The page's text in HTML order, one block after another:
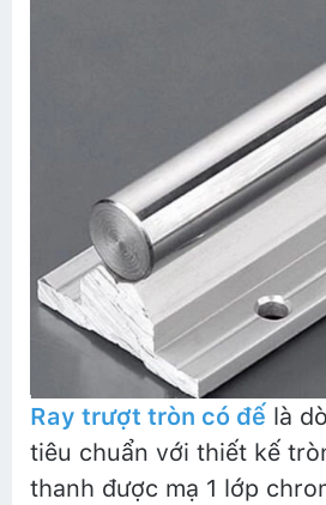
Ray trượt tròn có đế là
tiêu chuẩn với thiết kế
thanh được mạ 1 lớp